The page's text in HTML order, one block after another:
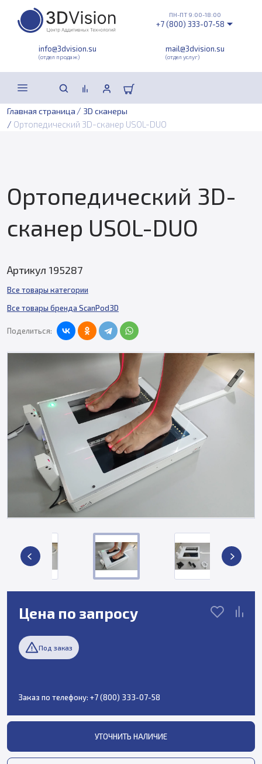
info@3dvision.su
(отдел продаж)
mail@3dvision.su
(отдел услуг)
ПН-ПТ 9:00-18:00
+7 (800) 333-07-58
Главная страница / 3D сканеры
/ Ортопедический 3D-сканер USOL-DUO
Ортопедический 3D-
сканер USOL-DUO
Артикул 195287
Все товары категории
Все товары бренда ScanPod3D
Поделиться:
Цена по запросу
Под заказ
Заказ по телефону: +7 (800) 333-07-58
УТОЧНИТЬ НАЛИЧИЕ